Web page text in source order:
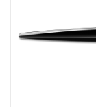
zu den besten